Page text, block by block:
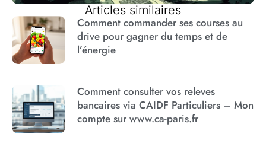
Articles similaires
Comment commander ses courses au
drive pour gagner du temps et de
l’énergie
Comment consulter vos releves
bancaires via CAIDF Particuliers – Mon
compte sur www.ca-paris.fr